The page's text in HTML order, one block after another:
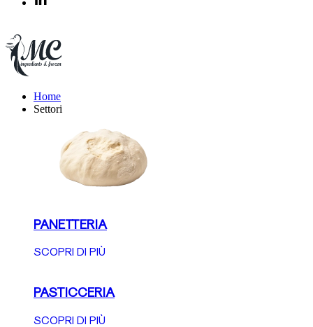
Home
Settori
PANETTERIA
SCOPRI DI PIÙ
PASTICCERIA
SCOPRI DI PIÙ